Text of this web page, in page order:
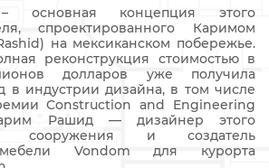
– основная концепция этого
спроектированного Каримом
на мексиканском побережье.
реконструкция стоимостью в
долларов уже получила
в индустрии дизайна, в том числе
Construction and Engineering
Рашид — дизайнер этого
сооружения и создатель
Vondom для курорта